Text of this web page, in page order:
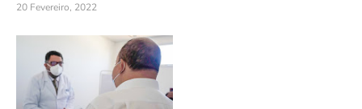
20 Fevereiro, 2022